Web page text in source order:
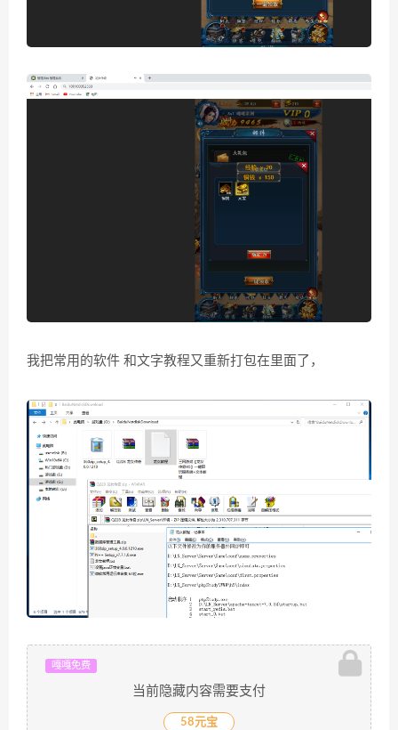
我把常用的软件 和文字教程又重新打包在里面了，
嘎嘎免费
当前隐藏内容需要支付
58元宝